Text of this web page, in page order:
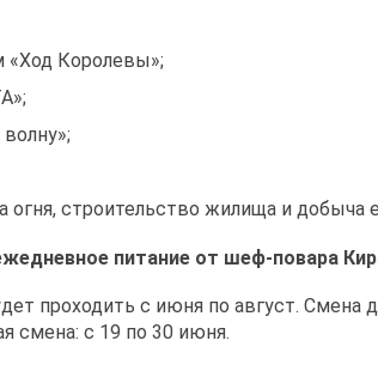
«Ход Королевы»;
огня, строительство жилища и добыча
питание от шеф-повара
проходить с июня по август. Смена
смена: с 19 по 30 июня.